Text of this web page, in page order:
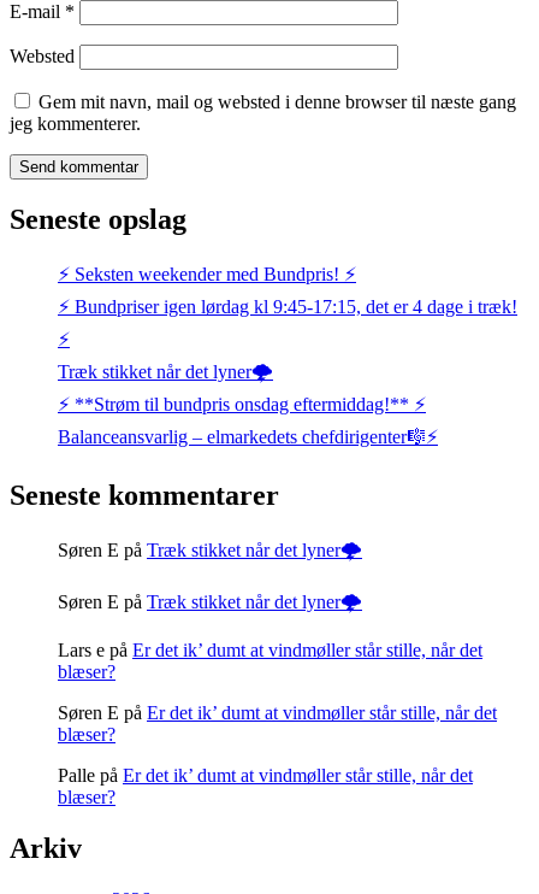
E-mail *
Websted
Gem mit navn, mail og websted i denne browser til næste gang
jeg kommenterer.
Seneste opslag
⚡️ Seksten weekender med Bundpris! ⚡️
⚡️ Bundpriser igen lørdag kl 9:45-17:15, det er 4 dage i træk!
⚡️
Træk stikket når det lyner🌩️
⚡️ **Strøm til bundpris onsdag eftermiddag!** ⚡️
Balanceansvarlig – elmarkedets chefdirigenter🎼⚡
Seneste kommentarer
Søren E på Træk stikket når det lyner🌩️
Søren E på Træk stikket når det lyner🌩️
Lars e på Er det ik’ dumt at vindmøller står stille, når det
blæser?
Søren E på Er det ik’ dumt at vindmøller står stille, når det
blæser?
Palle på Er det ik’ dumt at vindmøller står stille, når det
blæser?
Arkiv